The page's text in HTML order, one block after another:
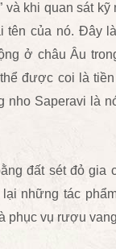
và khi quan sát
tên của nó. Đây
ở châu Âu
được coi là
nho Saperavi là
đất sét đỏ gia
lại những tác
phục vụ rượu